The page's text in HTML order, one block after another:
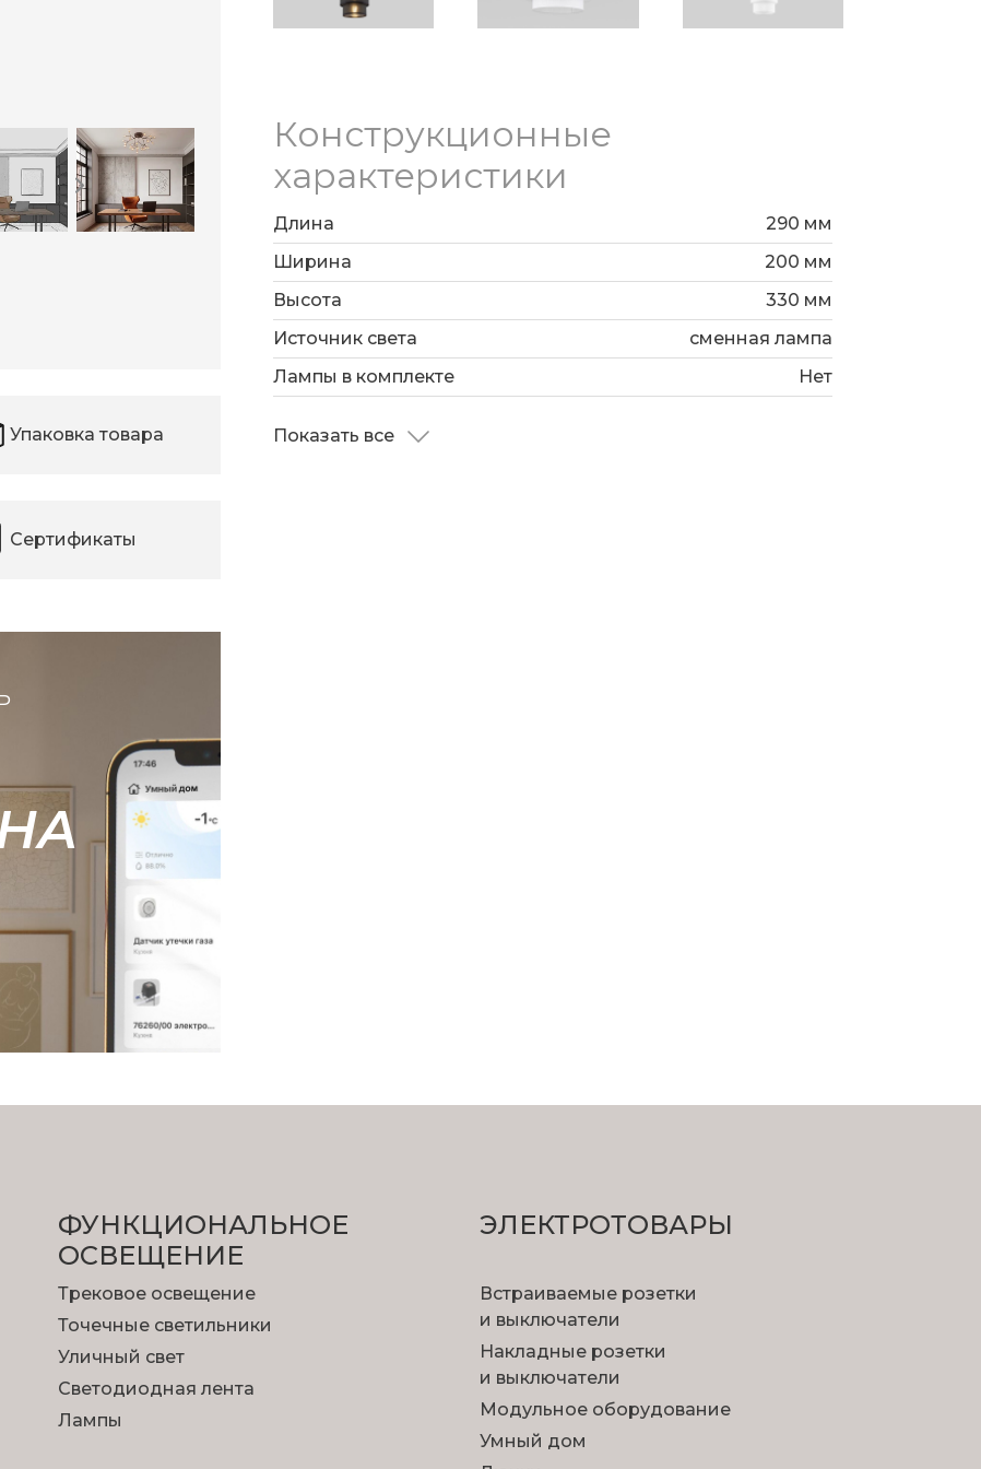
Упаковка товара
Сертификаты
Конструкционные
характеристики
Длина
290 мм
Ширина
200 мм
Высота
330 мм
Источник света
сменная лампа
Лампы в комплекте
Нет
Показать все
ФУНКЦИОНА­ЛЬНОЕ
ОСВЕЩЕНИЕ
Трековое освещение
Точечные светильники
Уличный свет
Светодиодная лента
Лампы
ЭЛЕКТРОТОВАРЫ
Встраиваемые розетки
и выключатели
Накладные розетки
и выключатели
Модульное оборудование
Умный дом